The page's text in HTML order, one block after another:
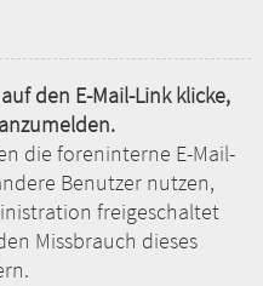
den E-Mail-Link klicke,
die foreninterne E-Mail-
Benutzer nutzen,
freigeschaltet
Missbrauch dieses